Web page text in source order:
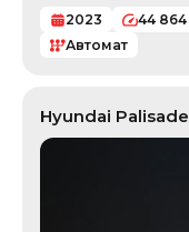
2023 44 864
Автомат
Hyundai Palisade